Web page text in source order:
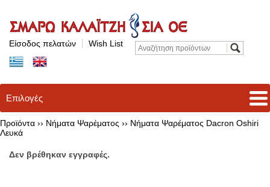
Είσοδος πελατών Wish List
Επιλογές
Προϊόντα ›› Νήματα Ψαρέματος ›› Νήματα Ψαρέματος Dacron Oshiri
Λευκά
Δεν βρέθηκαν εγγραφές.